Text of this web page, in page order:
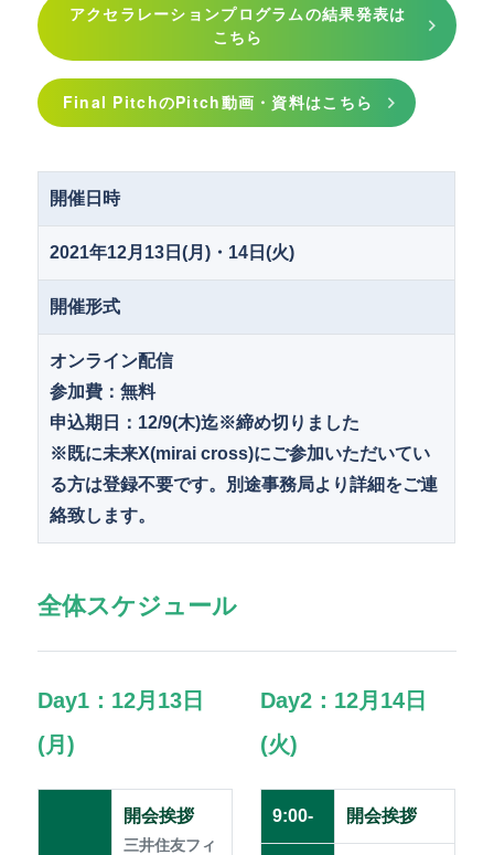
アクセラレーションプログラムの結果発表は
こちら
Final PitchのPitch動画・資料はこちら
開催日時
2021年12月13日(月)・14日(火)
開催形式
オンライン配信
参加費：無料
申込期日：12/9(木)迄※締め切りました
※既に未来X(mirai cross)にご参加いただいてい
る方は登録不要です。別途事務局より詳細をご連
絡致します。
全体スケジュール
Day1：12月13日
(月)
開会挨拶
三井住友フィ
Day2：12月14日
(火)
9:00- 開会挨拶